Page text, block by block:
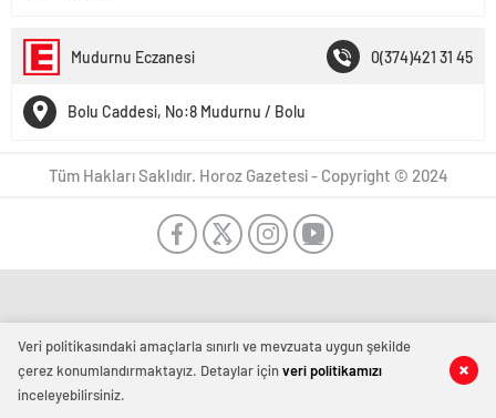
Mudurnu Eczanesi 0(374)421 31 45
Bolu Caddesi, No:8 Mudurnu / Bolu
Tüm Hakları Saklıdır. Horoz Gazetesi - Copyright © 2024
Veri politikasındaki amaçlarla sınırlı ve mevzuata uygun şekilde
çerez konumlandırmaktayız. Detaylar içinveri politikamızı
inceleyebilirsiniz.